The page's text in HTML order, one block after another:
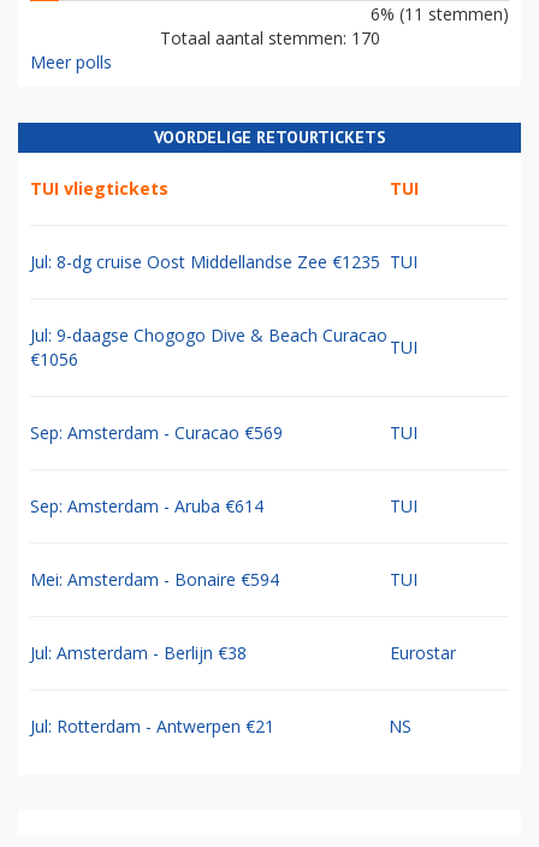
6% (11 stemmen)
Totaal aantal stemmen: 170
Meer polls
VOORDELIGE RETOURTICKETS
TUI vliegtickets TUI
Jul: 8-dg cruise Oost Middellandse Zee €1235 TUI
Jul: 9-daagse Chogogo Dive & Beach Curacao
€1056
TUI
Sep: Amsterdam - Curacao €569 TUI
Sep: Amsterdam - Aruba €614 TUI
Mei: Amsterdam - Bonaire €594 TUI
Jul: Amsterdam - Berlijn €38 Eurostar
Jul: Rotterdam - Antwerpen €21 NS